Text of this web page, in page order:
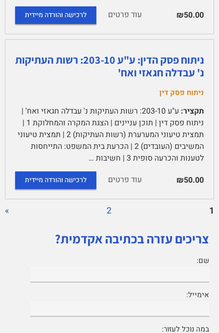
₪50.00
עוד פרטים לרכישה והורדה מיידית
ניתוח פסק הדין: ע"ע 203-10: רשות העתיקות
נ' עבדלה חגאזי ואח'
ניתוח פסק דין
תקציר:
ע"ע 203-10: רשות העתיקות נ' עבדלה חגאזי ואח' |
ניתוח פסק דין | תוכן עניינים | הצגת המקרה והמחלוקת 1 |
תמצית טיעוני המערערת (רשות העתיקות) 2 | תמצית טיעוני
המשיבים (העובדים) 2 | הכרעת בית המשפט: התייחסות
לטענות והכרעה סופית 3 | חשיבות …
₪50.00
עוד פרטים לרכישה והורדה מיידית
1
2
»
צריכים עזרה בכתיבה אקדמית?
שם:
אימייל:
במה נוכל לעזור: